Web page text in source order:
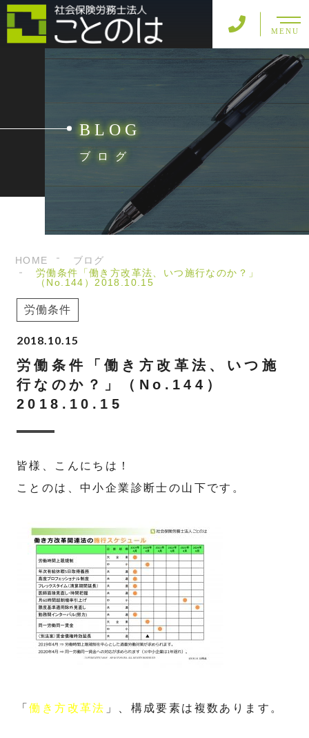
MENU
BLOG
ブログ
HOME
ブログ
労働条件「働き方改革法、いつ施行なのか？」
（No.144）2018.10.15
労働条件
2018.10.15
労働条件「働き方改革法、いつ施
行なのか？」（No.144）
2018.10.15
皆様、こんにちは！
ことのは、中小企業診断士の山下です。
「働き方改革法 」、構成要素は複数あります。